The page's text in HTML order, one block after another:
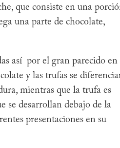
que consiste en una
una parte de chocolate,
así por el gran parecido en
y las trufas se
mientras que la trufa es
se desarrollan debajo de la
presentaciones en su